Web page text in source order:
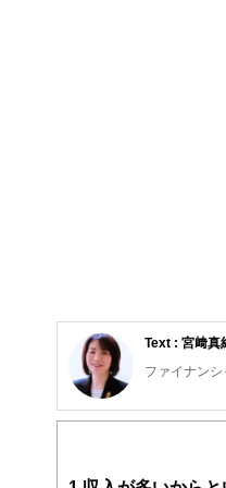
Text : 宮﨑真
ファイナン
大阪府出身。
大きな心配